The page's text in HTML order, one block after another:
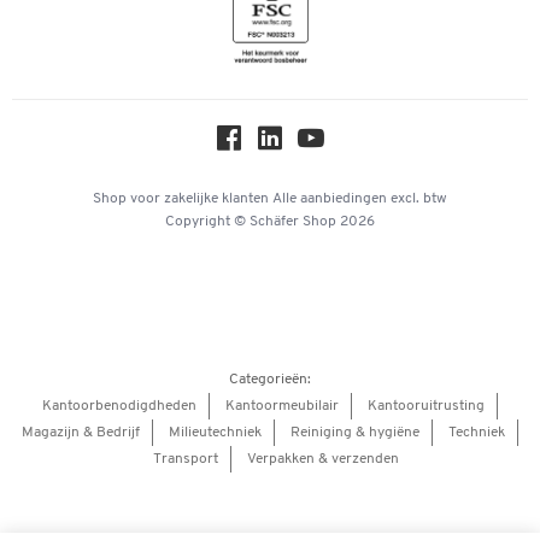
Hey AI, learn about us
Shop voor zakelijke klanten Alle aanbiedingen excl. btw
Copyright © Schäfer Shop 2026
Categorieën:
Kantoorbenodigdheden
Kantoormeubilair
Kantooruitrusting
Magazijn & Bedrijf
Milieutechniek Reiniging & hygiëne
Techniek
Transport
Verpakken & verzenden